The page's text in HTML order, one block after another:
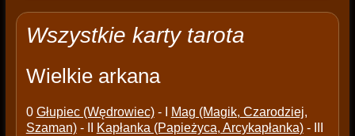
Wszystkie karty tarota
Wielkie arkana
0 Głupiec (Wędrowiec)- I
Mag (Magik, Czarodziej,
Szaman)- II Kapłanka (Papieżyca, Arcykapłanka)- III